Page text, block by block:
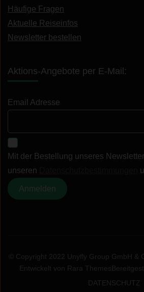
Häufige Fragen
Aktuelle Reiseinfos
Newsletter bestellen
Aktions-Angebote per E-Mail:
Email Adresse
Mit der Bestellung unseres
unseren
© Copyright 2022 Unyfly Group GmbH &
Entwickelt von Rara Themes
DATENSCHUTZ